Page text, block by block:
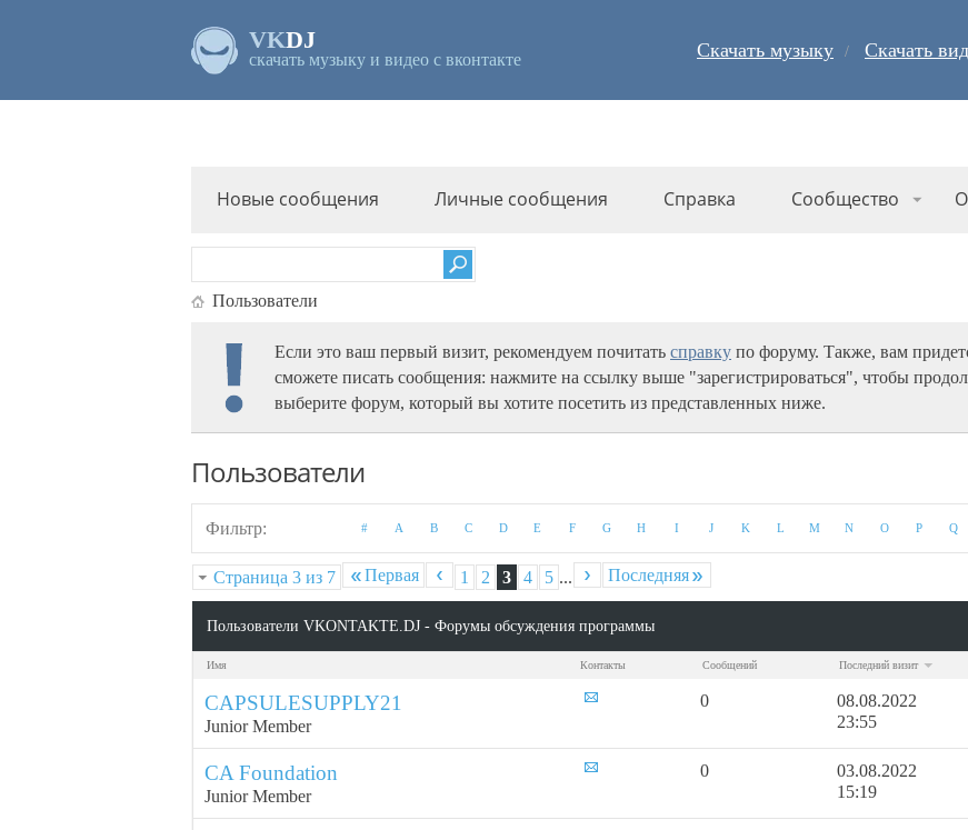
VKDJ
скачать музыку и видео с вконтакте Скачать музыку Скачать
Новые сообщения Личные сообщения Справка Сообщество
Пользователи
Если это ваш первый визит, рекомендуем почитать справку по форуму. Также, вам
сможете писать сообщения: нажмите на ссылку выше "зарегистрироваться", чтобы
выберите форум, который вы хотите посетить из представленных ниже.
Пользователи
Фильтр # A B C D E F G H I J K L M N O P Q
Страница 3 из 7 Первая 1 2 3 4 5 ... Последняя
Пользователи VKONTAKTE.DJ - Форумы обсуждения программы
Имя Контакты Сообщений Последний визит
CAPSULESUPPLY21
Junior Member
0
08.08.2022
23:55
CA Foundation
Junior Member
0
03.08.2022
15:19